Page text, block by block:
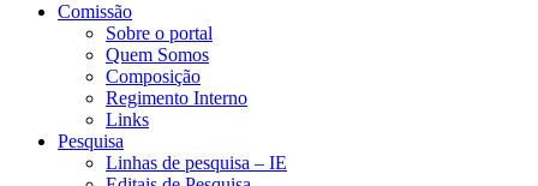
Comissão
Sobre o portal
Quem Somos
Composição
Regimento Interno
Links
Pesquisa
Linhas de pesquisa – IE